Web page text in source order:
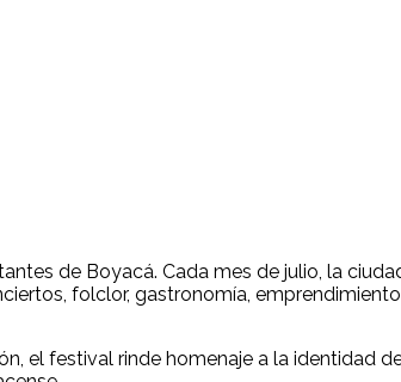
de Boyacá. Cada mes de julio, la
folclor, gastronomía,
el festival rinde homenaje a la identidad